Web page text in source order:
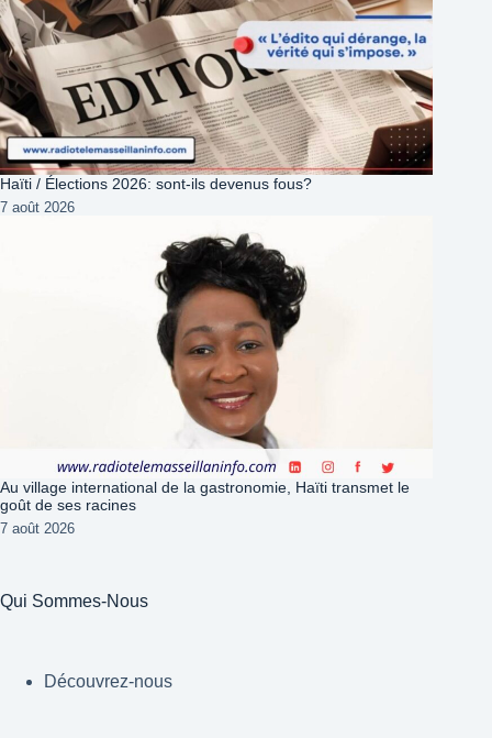
Haïti / Élections 2026: sont-ils devenus fous?
7 août 2026
Au village international de la gastronomie, Haïti transmet le
goût de ses racines
7 août 2026
Qui Sommes-Nous
Découvrez-nous